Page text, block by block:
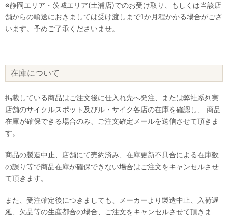
※静岡エリア・茨城エリア(土浦店)でのお受け取り、もしくは当該店
舗からの輸送におきましては受け渡しまで1か月程かかる場合がござ
います。予めご了承くださいませ。
在庫について
掲載している商品はご注文後に仕入れ先へ発注、または弊社系列実
店舗のサイクルスポット及びル・サイク各店の在庫を確認し、 商品
在庫が確保できる場合のみ、ご注文確定メールを送信させて頂きま
す。
商品の製造中止、店舗にて売約済み、在庫更新不具合による在庫数
の誤り等で商品在庫が確保できない場合はご注文をキャンセルさせ
て頂きます。
また、受注確定後につきましても、メーカーより製造中止、入荷遅
延、欠品等の生産都合の場合、ご注文をキャンセルさせて頂きま